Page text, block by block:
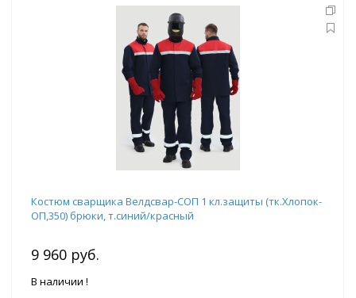
Костюм сварщика Велдсвар-СОП 1 кл.защиты (тк.Хлопок-
ОП,350) брюки, т.синий/красный
9 960 руб.
В наличии !